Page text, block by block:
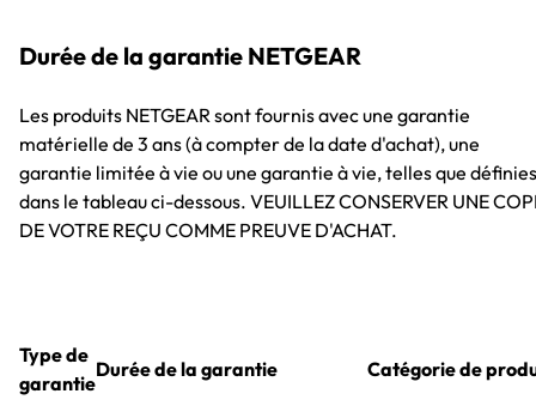
Durée de la garantie NETGEAR
Les produits NETGEAR sont fournis avec une garantie
matérielle de 3 ans (à compter de la date d'achat), une
garantie limitée à vie ou une garantie à vie, telles que définies
dans le tableau ci-dessous. VEUILLEZ CONSERVER UNE
DE VOTRE REÇU COMME PREUVE D'ACHAT.
Type de
garantie
Durée de la garantie Catégorie de